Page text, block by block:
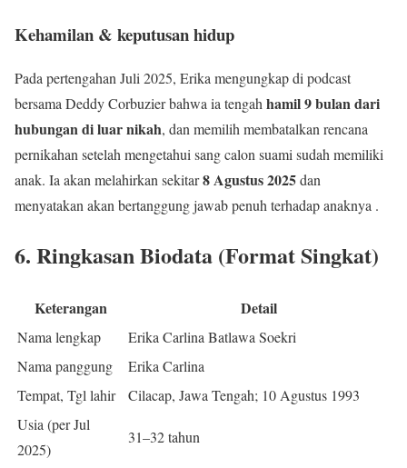
Kehamilan & keputusan hidup
Pada pertengahan Juli 2025, Erika mengungkap di podcast
bersama Deddy Corbuzier bahwa ia tengahhamil 9 bulan dari
hubungan di luar nikah, dan memilih membatalkan rencana
pernikahan setelah mengetahui sang calon suami sudah memiliki
anak. Ia akan melahirkan sekitar8 Agustus 2025dan
menyatakan akan bertanggung jawab penuh terhadap anaknya .
6. Ringkasan Biodata (Format Singkat)
Keterangan Detail
Nama lengkap
Erika Carlina Batlawa Soekri
Nama panggung
Erika Carlina
Tempat, Tgl lahir
Cilacap, Jawa Tengah; 10 Agustus 1993
Usia (per Jul
2025)
31–32 tahun